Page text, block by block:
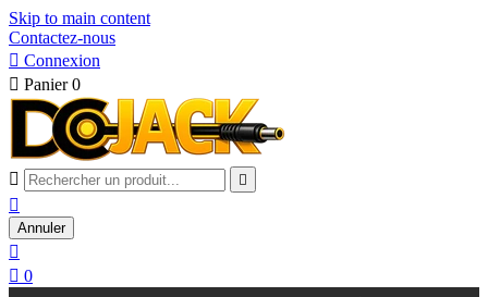
Skip to main content
Contactez-nous
 Connexion
 Panier 0
 

Annuler

 0